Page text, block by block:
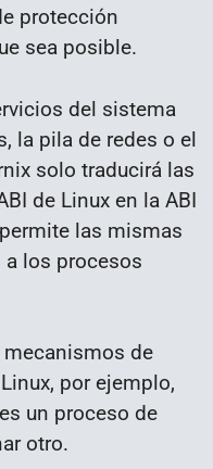
protección
sea posible.
del sistema
la pila de redes o el
solo traducirá las
de Linux en la ABI
las mismas
los procesos
de
por ejemplo,
un proceso de
otro.